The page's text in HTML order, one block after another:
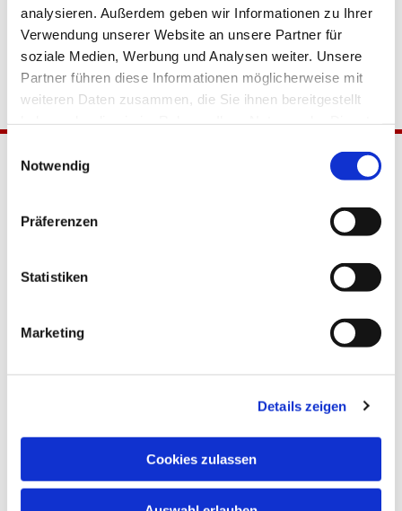
analysieren. Außerdem geben wir Informationen zu Ihrer
Verwendung unserer Website an unsere Partner für
soziale Medien, Werbung und Analysen weiter. Unsere
Partner führen diese Informationen möglicherweise mit
weiteren Daten zusammen, die Sie ihnen bereitgestellt
Notwendig
Präferenzen
Statistiken
Marketing
Details zeigen
Cookies zulassen
Tempelhof-Buckow
Gottesdienste